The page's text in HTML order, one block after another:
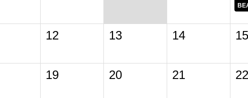
12 13 14 15
19 20 21 22